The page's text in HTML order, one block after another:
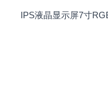
IPS液晶显示屏7寸